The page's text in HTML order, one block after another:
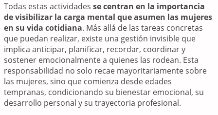
Todas estas actividades se centran en la importancia
de visibilizar la carga mental que asumen las mujeres
en su vida cotidiana. Más allá de las tareas concretas
que puedan realizar, existe una gestión invisible que
implica anticipar, planificar, recordar, coordinar y
sostener emocionalmente a quienes las rodean. Esta
responsabilidad no solo recae mayoritariamente sobre
las mujeres, sino que comienza desde edades
tempranas, condicionando su bienestar emocional, su
desarrollo personal y su trayectoria profesional.